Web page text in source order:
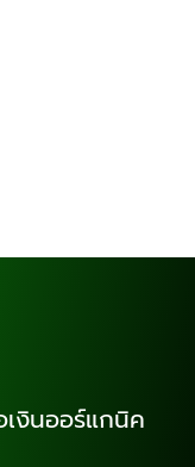
งินออร์แกนิค